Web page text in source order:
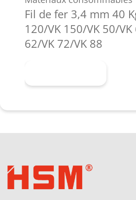
Fil de fer 3,4 mm 40
120/VK 150/VK 50/VK
62/VK 72/VK 88